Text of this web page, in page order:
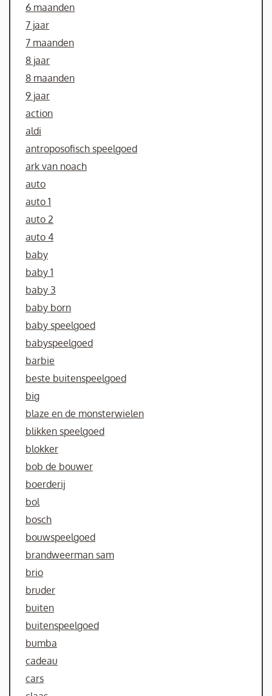
6 maanden
7 jaar
7 maanden
8 jaar
8 maanden
9 jaar
action
aldi
antroposofisch speelgoed
ark van noach
auto
auto 1
auto 2
auto 4
baby
baby 1
baby 3
baby born
baby speelgoed
babyspeelgoed
barbie
beste buitenspeelgoed
big
blaze en de monsterwielen
blikken speelgoed
blokker
bob de bouwer
boerderij
bol
bosch
bouwspeelgoed
brandweerman sam
brio
bruder
buiten
buitenspeelgoed
bumba
cadeau
cars